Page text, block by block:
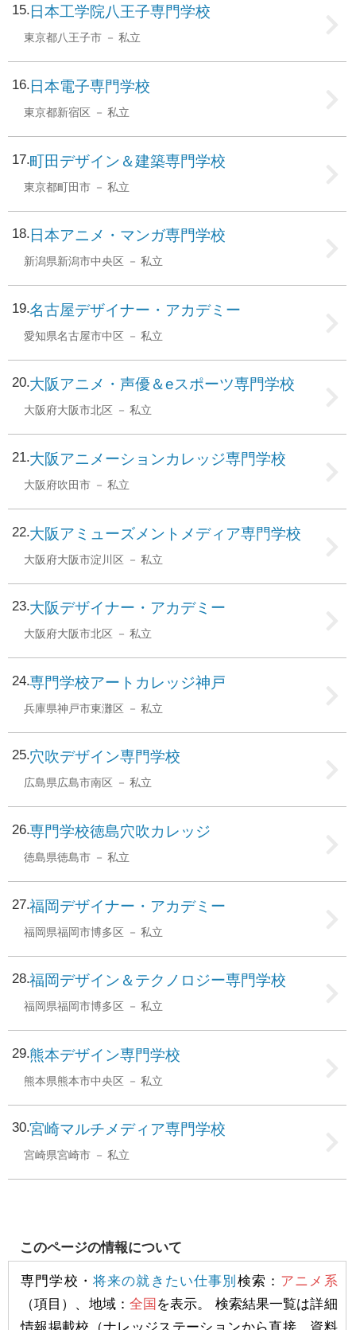
15 日本工学院八王子専門学校
東京都八王子市 私立
16 日本電子専門学校
東京都新宿区 私立
17 町田デザイン＆建築専門学校
東京都町田市 私立
18 日本アニメ・マンガ専門学校
新潟県新潟市中央区 私立
19 名古屋デザイナー・アカデミー
愛知県名古屋市中区 私立
20 大阪アニメ・声優＆eスポーツ専門学校
大阪府大阪市北区 私立
21 大阪アニメーションカレッジ専門学校
大阪府吹田市 私立
22 大阪アミューズメントメディア専門学校
大阪府大阪市淀川区 私立
23 大阪デザイナー・アカデミー
大阪府大阪市北区 私立
24 専門学校アートカレッジ神戸
兵庫県神戸市東灘区 私立
25 穴吹デザイン専門学校
広島県広島市南区 私立
26 専門学校徳島穴吹カレッジ
徳島県徳島市 私立
27 福岡デザイナー・アカデミー
福岡県福岡市博多区 私立
28 福岡デザイン＆テクノロジー専門学校
福岡県福岡市博多区 私立
29 熊本デザイン専門学校
熊本県熊本市中央区 私立
30 宮崎マルチメディア専門学校
宮崎県宮崎市 私立
このページの情報について
専門学校・ 将来の就きたい仕事別 検索： アニメ系
（項目）、地域： 全国 を表示。 検索結果一覧は詳細